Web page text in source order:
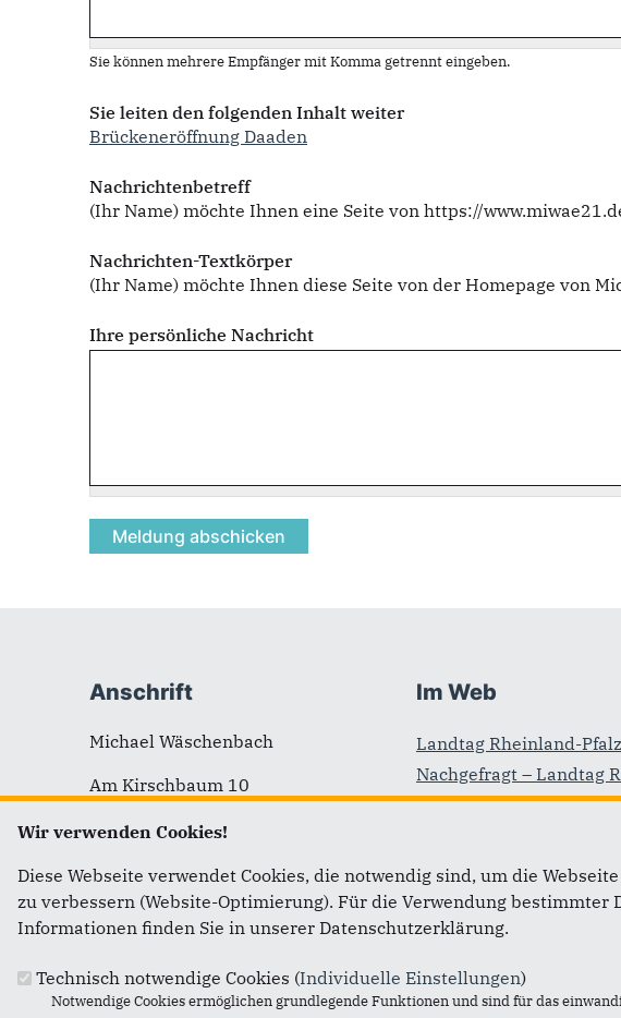
Sie können mehrere Empfänger mit Komma getrennt eingeben.
Sie leiten den folgenden Inhalt weiter
Brückeneröffnung Daaden
Nachrichtenbetreff
(Ihr Name) möchte Ihnen eine Seite von https://
Nachrichten-Textkörper
(Ihr Name) möchte Ihnen diese Seite von der Homepage von
Ihre persönliche Nachricht
Fußbereich
Anschrift
Michael Wäschenbach
Am Kirschbaum 10
57584 Wallmenroth
Telefon: 02741 / 88 22
Mobil: 0170 933 9469
E-Mail:info@michael-
Im Web
Landtag Rheinland-Pfalz
Nachgefragt – Landtag
Pfalz
CDU Landtagsfraktion
Pfalz
CDU Deutschlands
Wir verwenden Cookies!
Diese Webseite verwendet Cookies, die notwendig sind, um die
zu verbessern (Website-Optimierung). Für die Verwendung
Informationen finden Sie in unserer Datenschutzerklärung.
Technisch notwendige Cookies (Individuelle Einstellungen)
Notwendige Cookies ermöglichen grundlegende Funktionen und sind für das